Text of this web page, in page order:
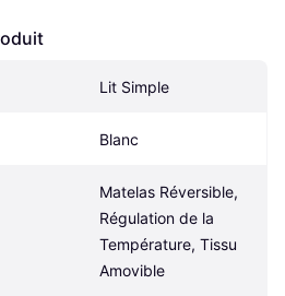
Lit Simple
Blanc
Matelas Réversible,
Régulation de la
Température, Tissu
Amovible